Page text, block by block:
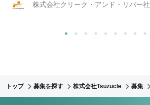
株式会社クリーク・アンド・リバー社
トップ 募集を探す 株式会社Tsuzucle 募集